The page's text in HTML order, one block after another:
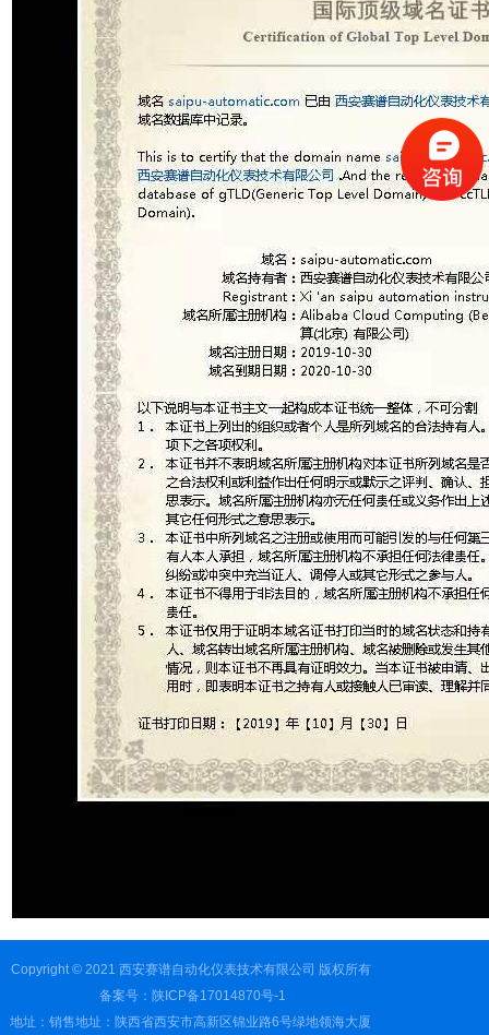
Copyright © 2021 西安赛谱自动化仪表技术有限公司 版权所有
备案号：陕ICP备17014870号-1
地址：销售地址：陕西省西安市高新区锦业路6号绿地领海大厦